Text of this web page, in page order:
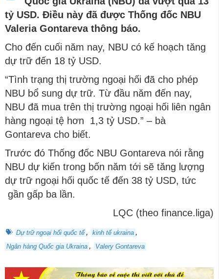
tỷ USD. Điều này đã được Thống đốc NBU
Valeria Gontareva thông báo.
Cho đến cuối năm nay, NBU có kế hoạch tăng
dự trữ đến 18 tỷ USD.
“Tình trạng thị trường ngoại hối đã cho phép
NBU bổ sung dự trữ. Từ đầu năm đến nay,
NBU đã mua trên thị trường ngoại hối liên ngân
hàng ngoại tệ hơn 1,3 tỷ USD.” – bà
Gontareva cho biết.
Trước đó Thống đốc NBU Gontareva nói rằng
NBU dự kiến trong ​​bốn năm tới sẽ tăng lượng
dự trữ ngoại hối quốc tế đến 38 tỷ USD, tức
gần gấp ba lần.
LQC (theo finance.liga)
Dự trữ ngoại hối quốc tế , kinh tế ukraina ,
Ngân hàng Quốc gia Ukraina , Valery Gontareva